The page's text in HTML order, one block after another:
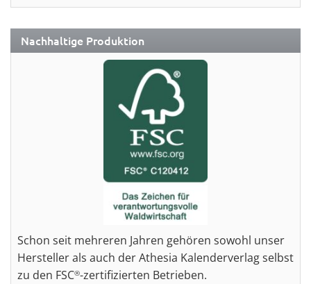
Nachhaltige Produktion
Schon seit mehreren Jahren gehören sowohl unser
Hersteller als auch der Athesia Kalenderverlag selbst
zu den FSC®-zertifizierten Betrieben.